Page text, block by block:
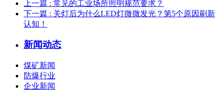
上一篇 : 常见的工业场所照明规范要求？
下一篇 : 关灯后为什么LED灯微微发光？第5个原因刷新
认知！
新闻动态
煤矿新闻
防爆行业
企业新闻